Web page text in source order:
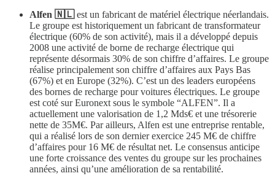
Alfen 🇳🇱est un fabricant de matériel électrique néerlandais.
Le groupe est historiquement un fabricant de transformateur
électrique (60% de son activité), mais il a développé depuis
2008 une activité de borne de recharge électrique qui
représente désormais 30% de son chiffre d’affaires. Le groupe
réalise principalement son chiffre d’affaires aux Pays Bas
(67%) et en Europe (32%). C’est un des leaders européens
des bornes de recharge pour voitures électriques. Le groupe
est coté sur Euronext sous le symbole “ALFEN”. Il a
actuellement une valorisation de 1,2 Mds€ et une trésorerie
nette de 35M€. Par ailleurs, Alfen est une entreprise rentable,
qui a réalisé lors de son dernier exercice 245 M€ de chiffre
d’affaires pour 16 M€ de résultat net. Le consensus anticipe
une forte croissance des ventes du groupe sur les prochaines
années, ainsi qu’une amélioration de sa rentabilité.